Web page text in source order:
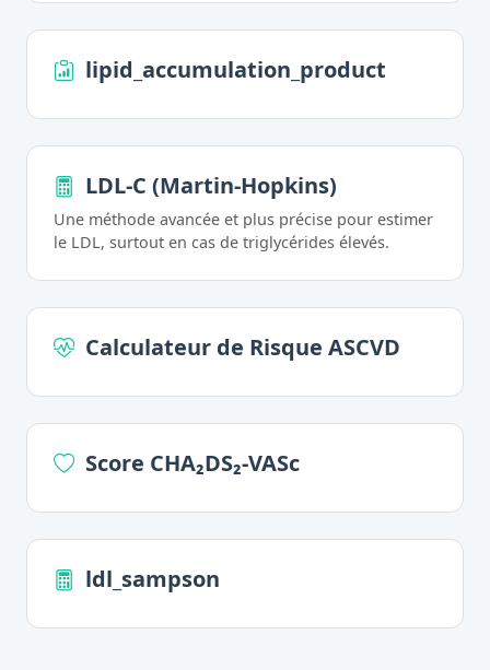
lipid_accumulation_product
LDL-C (Martin-Hopkins)
Une méthode avancée et plus précise pour estimer
le LDL, surtout en cas de triglycérides élevés.
Calculateur de Risque ASCVD
Score CHA₂DS₂-VASc
ldl_sampson